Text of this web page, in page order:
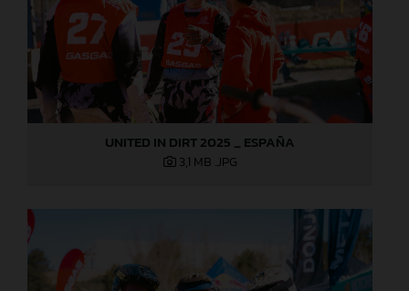
UNITED IN DIRT 2025 _ ESPAÑA
3,1 MB .JPG